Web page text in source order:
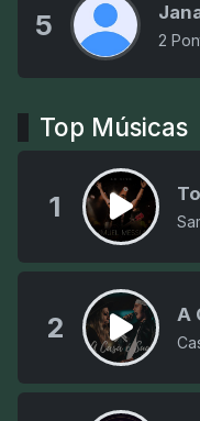
5 2
Top Músicas
1
2 A